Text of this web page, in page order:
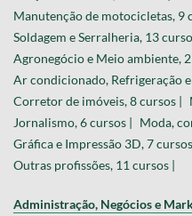
Manutenção de motocicletas, 9
Soldagem e Serralheria, 13
Agronegócio e Meio ambiente,
Ar condicionado, Refrigeração
Corretor de imóveis, 8 cursos |
Jornalismo, 6 cursos | Moda,
Gráfica e Impressão 3D, 7
Outras profissões, 11 cursos |
Administração, Negócios e